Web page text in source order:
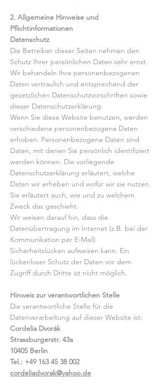
2. Allgemeine Hinweise und
Pflichtinformationen
Datenschutz
Die Betreiber dieser Seiten nehmen den
Schutz Ihrer persönlichen Daten sehr ernst.
Wir behandeln Ihre personenbezogenen
Daten vertraulich und entsprechend der
gesetzlichen Datenschutzvorschriften sowie
dieser Datenschutzerklärung.
Wenn Sie diese Website benutzen, werden
verschiedene personenbezogene Daten
erhoben. Personenbezogene Daten sind
Daten, mit denen Sie persönlich identifiziert
werden können. Die vorliegende
Datenschutzerklärung erläutert, welche
Daten wir erheben und wofür wir sie nutzen.
Sie erläutert auch, wie und zu welchem
Zweck das geschieht.
Wir weisen darauf hin, dass die
Datenübertragung im Internet (z.B. bei der
Kommunikation per E-Mail)
Sicherheitslücken aufweisen kann. Ein
lückenloser Schutz der Daten vor dem
Zugriff durch Dritte ist nicht möglich.
Hinweis zur verantwortlichen Stelle
Die verantwortliche Stelle für die
Datenverarbeitung auf dieser Website ist:
Cordelia Dvorák
Strassburgerstr. 43a
10405 Berlin
Tel.: +49 163 45 38 002
cordeliadvorak@yahoo.de